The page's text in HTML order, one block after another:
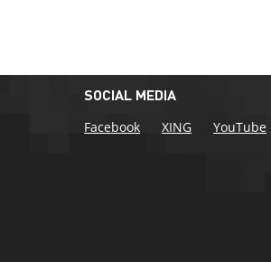
SOCIAL MEDIA
Facebook
XING YouTube